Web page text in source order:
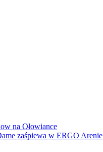
na Ołowiance
zaśpiewa w ERGO Arenie